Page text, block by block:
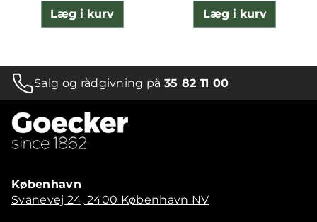
Læg i kurv Læg i kurv
Salg og rådgivning på35 82 11 00
København
Svanevej 24, 2400 København NV